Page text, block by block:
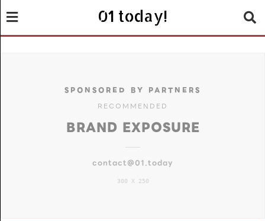
01 today!
SPONSORED BY PARTNERS
RECOMMENDED
BRAND EXPOSURE
contact@01.today
300 X 250